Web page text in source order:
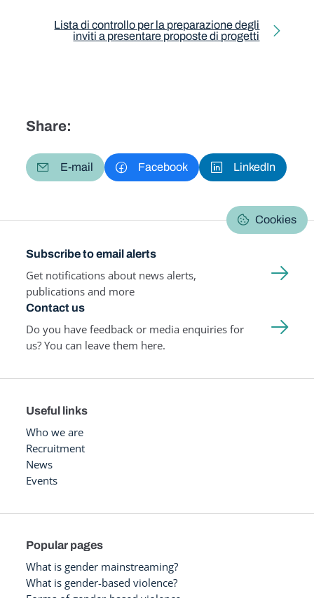
Lista di controllo per la preparazione degli
inviti a presentare proposte di progetti
Share:
E-mail Facebook LinkedIn
Cookies
Subscribe to email alerts
Get notifications about news alerts,
publications and more
Contact us
Do you have feedback or media enquiries for
us? You can leave them here.
Useful links
Who we are
Recruitment
News
Events
Popular pages
What is gender mainstreaming?
What is gender-based violence?